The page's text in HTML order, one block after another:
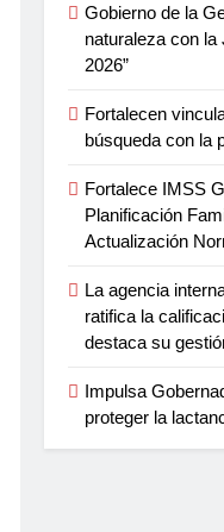
Gobierno de la
naturaleza con la
2026”
Fortalecen
búsqueda con la
Fortalece IMSS
Planificación
Actualización
La agencia
ratifica la
destaca su
Impulsa
proteger la